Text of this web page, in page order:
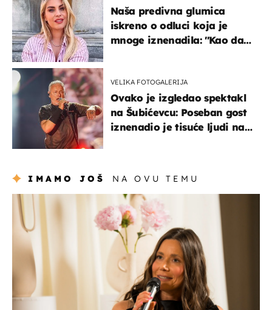
Naša predivna glumica
iskreno o odluci koja je
mnoge iznenadila: ''Kao da
VELIKA FOTOGALERIJA
Ovako je izgledao spektakl
na Šubićevcu: Poseban gost
iznenadio je tisuće ljudi na
IMAMO JOŠ NA OVU TEMU
moda & ljepota